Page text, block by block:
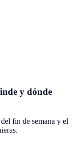
y dónde
fin de semana y el